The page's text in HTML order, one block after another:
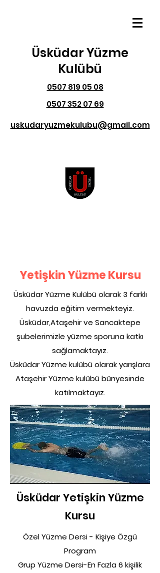
Üsküdar Yüzme
Kulübü
0507 819 05 08
0507 352 07 69
uskudaryuzmekulubu@gmail.com
Yetişkin Yüzme Kursu
Üsküdar Yüzme Kulübü olarak 3 farklı
havuzda eğitim vermekteyiz.
Üsküdar,Ataşehir ve Sancaktepe
şubelerimizle yüzme sporuna katkı
sağlamaktayız.
Üsküdar Yüzme kulübü olarak yarışlara
Ataşehir Yüzme kulübü bünyesinde
katılmaktayız.
Üsküdar Yetişkin Yüzme
Kursu
Özel Yüzme Dersi - Kişiye Özgü
Program
Grup Yüzme Dersi-En Fazla 6 kişilik